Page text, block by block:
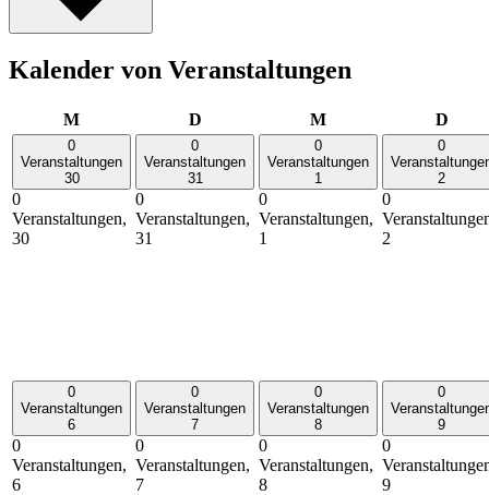
Kalender von Veranstaltungen
MMontag DDienstag MMittwoch D
0
Veranstaltungen
30
0
Veranstaltungen,
30
0
Veranstaltungen
31
0
Veranstaltungen,
31
0
Veranstaltungen
1
0
Veranstaltungen,
1
0
2
0
2
0
Veranstaltungen
6
0
Veranstaltungen,
6
0
Veranstaltungen
7
0
Veranstaltungen,
7
0
Veranstaltungen
8
0
Veranstaltungen,
8
0
9
0
9